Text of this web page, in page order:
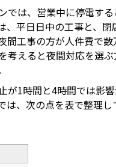
では、営業中に停電す
、平日日中の工事と、
間工事の方が人件費で数
考えると夜間対応を選
が1時間と4時間では影響
は、次の点を表で整理